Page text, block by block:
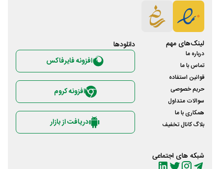
لینک‌های مهم
درباره ما
تماس با ما
قوانین استفاده
حریم خصوصی
سوالات متداول
همکاری با ما
بلاگ کانال تخفیف
شبکه های اجتماعی
دانلود‌ها
افزونه فایرفاکس
افزونه کروم
دریافت از بازار